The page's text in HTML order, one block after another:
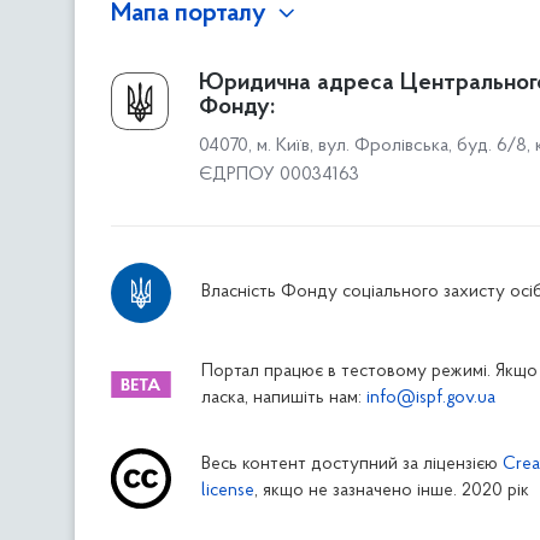
Мапа порталу
Про Фонд
Керівництво
Структура Фонду
Територіальні відділення
Дніпропетровське відділення
Житомирське відділення
Закарпатське відділення
Запорізьке відділення
Івано-Франківське відділення
Юридична адреса
Фонду:
04070, м. Київ, вул. Фролівська, буд. 6/8,
ЄДРПОУ 00034163
Власність Фонду соціального захисту осіб
Портал працює в тестовому режимі. Якщо
ласка, напишіть нам: info@ispf.gov.ua
Весь контент доступний за ліцензією
license, якщо не зазначено інше. 2020 рік